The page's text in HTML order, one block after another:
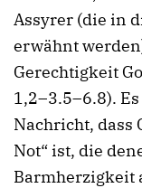
Assyrer (die in
erwähnt
Gerechtigkeit
1,2–3.5–6.8).
Nachricht, dass
Not“ ist, die
Barmherzigkeit